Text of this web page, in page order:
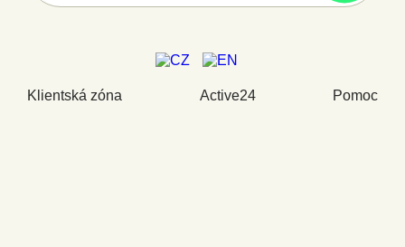
Klientská zóna Active24 Pomoc